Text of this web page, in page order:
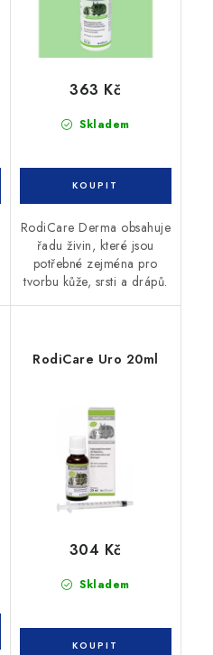
Skladem
363 Kč
RodiCare Derma obsahuje
řadu živin, které jsou
potřebné zejména pro
tvorbu kůže, srsti a drápů.
RodiCare Uro 20ml
Skladem
304 Kč